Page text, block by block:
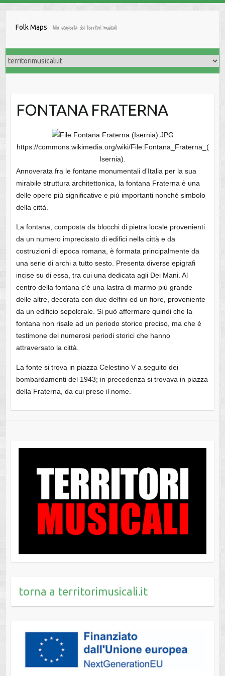
Folk Maps Alla scoperta dei territori musicali
FONTANA FRATERNA
https://commons.wikimedia.org/wiki/File:Fontana_Fraterna_(
Isernia).
Annoverata fra le fontane monumentali d’Italia per la sua
mirabile struttura architettonica, la fontana Fraterna è una
delle opere più significative e più importanti nonché simbolo
della città.
La fontana, composta da blocchi di pietra locale provenienti
da un numero imprecisato di edifici nella città e da
costruzioni di epoca romana, è formata principalmente da
una serie di archi a tutto sesto. Presenta diverse epigrafi
incise su di essa, tra cui una dedicata agli Dei Mani. Al
centro della fontana c’è una lastra di marmo più grande
delle altre, decorata con due delfini ed un fiore, proveniente
da un edificio sepolcrale. Si può affermare quindi che la
fontana non risale ad un periodo storico preciso, ma che è
testimone dei numerosi periodi storici che hanno
attraversato la città.
La fonte si trova in piazza Celestino V a seguito dei
bombardamenti del 1943; in precedenza si trovava in piazza
della Fraterna, da cui prese il nome.
torna a territorimusicali.it